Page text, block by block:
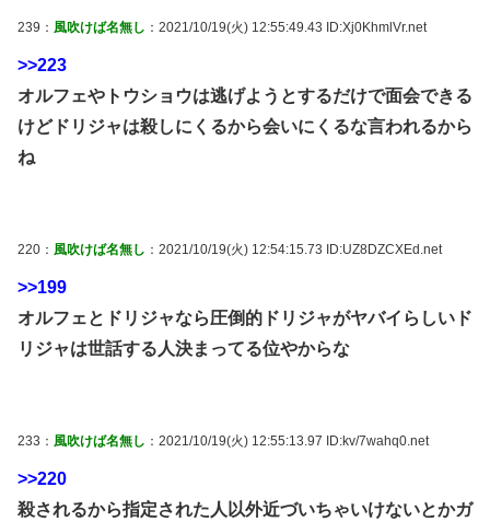
239： 風吹けば名無し ：2021/10/19(火) 12:55:49.43 ID:Xj0KhmlVr.net
>>223
オルフェやトウショウは逃げようとするだけで面会できる
けどドリジャは殺しにくるから会いにくるな言われるから
ね
220： 風吹けば名無し ：2021/10/19(火) 12:54:15.73 ID:UZ8DZCXEd.net
>>199
オルフェとドリジャなら圧倒的ドリジャがヤバイらしいド
リジャは世話する人決まってる位やからな
233： 風吹けば名無し ：2021/10/19(火) 12:55:13.97 ID:kv/7wahq0.net
>>220
殺されるから指定された人以外近づいちゃいけないとかガ